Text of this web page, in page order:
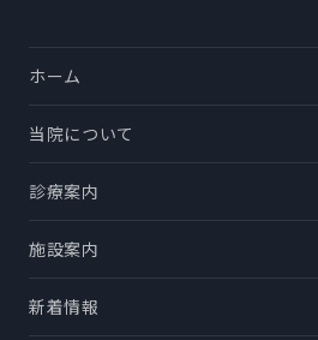
ホーム
当院について
診療案内
施設案内
新着情報